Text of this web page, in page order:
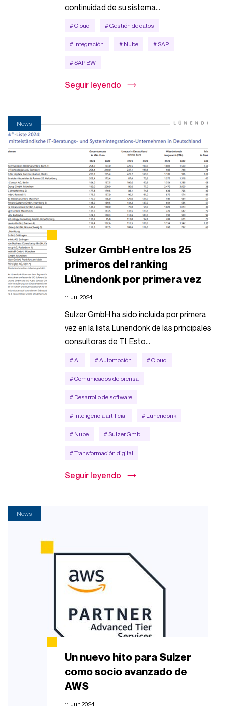
continuidad de su sistema...
# Cloud # Gestión de datos
# Integración # Nube # SAP
# SAP BW
Seguir leyendo
News
Sulzer GmbH entre los 25
primeros del ranking
Lünendonk por primera vez
11. Jul 2024
Sulzer GmbH ha sido incluida por primera
vez en la lista Lünendonk de las principales
consultoras de TI. Esto...
# AI # Automoción # Cloud
# Comunicados de prensa
# Desarrollo de software
# Inteligencia artificial # Lünendonk
# Nube # Sulzer GmbH
# Transformación digital
Seguir leyendo
News
Un nuevo hito para Sulzer
como socio avanzado de
AWS
11. Jun 2024